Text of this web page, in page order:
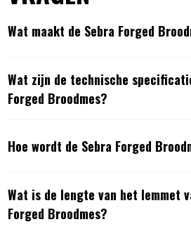
Wat maakt de Sebra Forged
Wat zijn de technische
Forged Broodmes?
Hoe wordt de Sebra Forged
Wat is de lengte van het lemmet
Forged Broodmes?